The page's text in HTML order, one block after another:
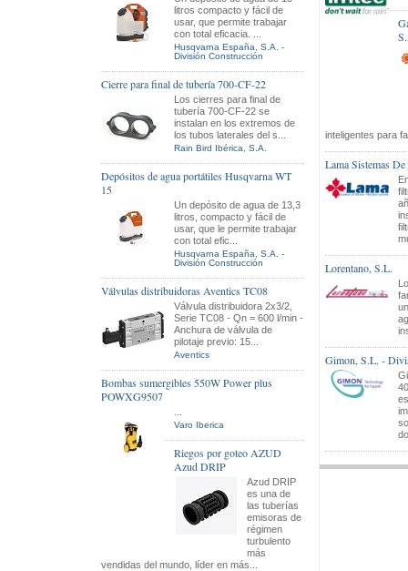
litros compacto y fácil de
usar, que permite trabajar
con total eficacia. ...
Husqvarna España, S.A. -
División Construcción
Cierre para final de tubería 700-CF-22
Los cierres para final de
tubería 700-CF-22 se
instalan en los extremos de
los tubos laterales del s...
Rain Bird Ibérica, S.A.
Depósitos de agua portátiles Husqvarna WT
15
Un depósito de agua de 13,3
litros, compacto y fácil de
usar, que le permite trabajar
con total efic...
Husqvarna España, S.A. -
División Construcción
Válvulas distribuidoras Aventics TC08
Válvula distribuidora 2x3/2,
Serie TC08 - Qn = 600 l/min -
Anchura de válvula de
pilotaje previo: 15...
Aventics
Bombas sumergibles 550W Power plus
POWXG9507
Varo Iberica
Riegos por goteo AZUD
Azud DRIP
Azud DRIP
es una de
las tuberías
emisoras de
régimen
turbulento
más
vendidas del mundo, líder en más...
inteligentes para
Lama Sistemas
Lorentano, S.L.
Gimon, S.L. -